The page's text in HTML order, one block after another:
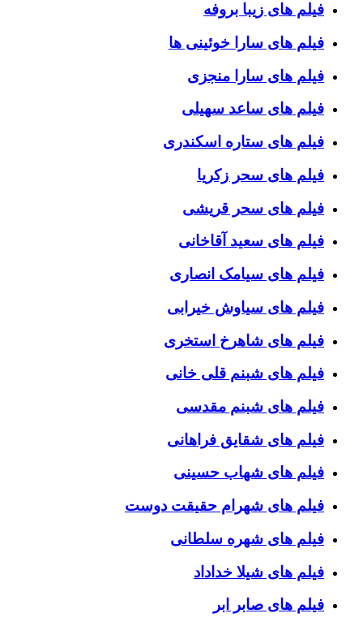
فیلم های زیبا بروفه
فیلم های سارا خوئینی ها
فیلم های سارا منجزی
فیلم های ساعد سهیلی
فیلم های ستاره اسکندری
فیلم های سحر زکریا
فیلم های سحر قریشی
فیلم های سعید آقاخانی
فیلم های سیامک انصاری
فیلم های سیاوش خیرابی
فیلم های شاهرخ استخری
فیلم های شبنم قلی خانی
فیلم های شبنم مقدسی
فیلم های شقایق فراهانی
فیلم های شهاب حسینی
فیلم های شهرام حقیقت دوست
فیلم های شهره سلطانی
فیلم های شیلا خداداد
فیلم های صابر ابر